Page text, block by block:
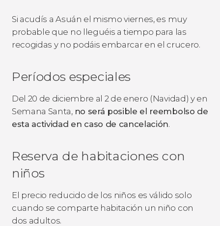
Si acudís a Asuán el mismo viernes, es muy
probable que no lleguéis a tiempo para las
recogidas y no podáis embarcar en el crucero.
Períodos especiales
Del 20 de diciembre al 2 de enero (Navidad) y en
Semana Santa, no será posible el reembolso de
esta actividad en caso de cancelación.
Reserva de habitaciones con
niños
El precio reducido de los niños es válido solo
cuando se comparte habitación un niño con
dos adultos.